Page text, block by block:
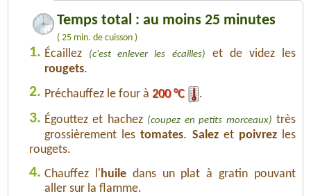
Temps total : au moins 25 minutes
( 25 min. de cuisson )
1. Écaillez (c'est enlever les écailles)
et de videz les
rougets.
2. Préchauffez le four à 200 °C .
3. Égouttez et hachez (coupez en petits morceaux) très
grossièrement lestomates. Salezet poivrezles
rougets.
4. Chauffez l' huiledans un plat à gratin pouvant
aller sur la flamme.